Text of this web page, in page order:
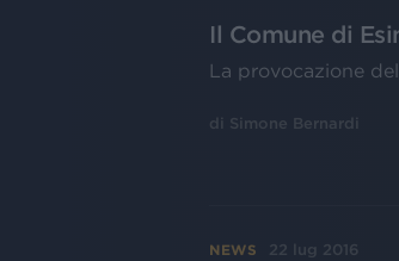
Il Comune di
La provocazione
di Simone Bernardi
NEWS 22 lug 2016